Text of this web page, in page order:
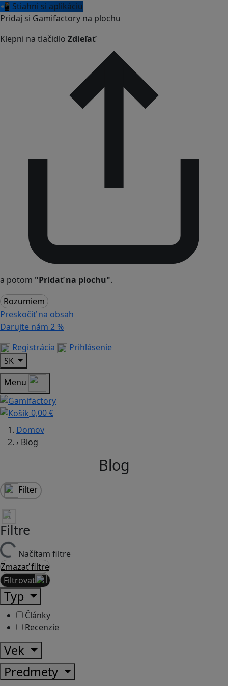
📲 Stiahni si aplikáciu
Pridaj si Gamifactory na plochu
Klepni na tlačidlo Zdieľať
a potom "Pridať na plochu".
Rozumiem
Preskočiť na obsah
Darujte nám 2 %
Registrácia
Prihlásenie
SK
Menu
0,00 €
Domov
› Blog
Blog
Filter
Filtre
Načítam filtre
Zmazať filtre
Filtrovať
Typ
Články
Recenzie
Vek
Predmety